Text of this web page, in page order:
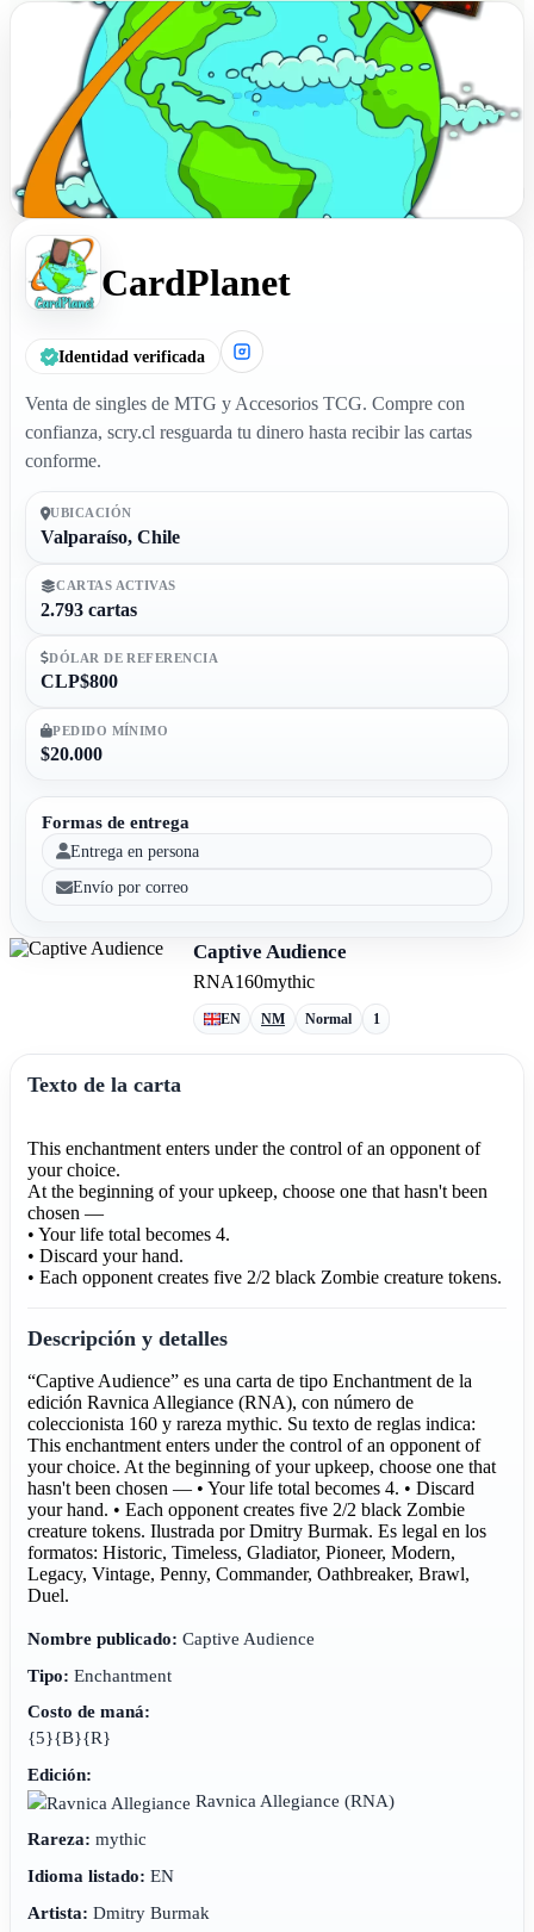
CardPlanet
Identidad verificada
Venta de singles de MTG y Accesorios TCG. Compre con
confianza, scry.cl resguarda tu dinero hasta recibir las cartas
conforme.
UBICACIÓN
Valparaíso, Chile
CARTAS ACTIVAS
2.793 cartas
DÓLAR DE REFERENCIA
CLP$800
PEDIDO MÍNIMO
$20.000
Formas de entrega
Entrega en persona
Envío por correo
Captive Audience
RNA160mythic
EN NM Normal 1
Texto de la carta
This enchantment enters under the control of an opponent of
your choice.
At the beginning of your upkeep, choose one that hasn't been
chosen —
• Your life total becomes 4.
• Discard your hand.
• Each opponent creates five 2/2 black Zombie creature tokens.
Descripción y detalles
“Captive Audience” es una carta de tipo Enchantment de la
edición Ravnica Allegiance (RNA), con número de
coleccionista 160 y rareza mythic. Su texto de reglas indica:
This enchantment enters under the control of an opponent of
your choice. At the beginning of your upkeep, choose one that
hasn't been chosen — • Your life total becomes 4. • Discard
your hand. • Each opponent creates five 2/2 black Zombie
creature tokens. Ilustrada por Dmitry Burmak. Es legal en los
formatos: Historic, Timeless, Gladiator, Pioneer, Modern,
Legacy, Vintage, Penny, Commander, Oathbreaker, Brawl,
Duel.
Nombre publicado: Captive Audience
Tipo: Enchantment
Costo de maná:
{5}{B}{R}
Edición:
Ravnica Allegiance(RNA)
Rareza: mythic
Idioma listado: EN
Artista: Dmitry Burmak